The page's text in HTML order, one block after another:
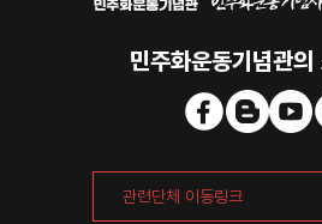
민주화운동기념관